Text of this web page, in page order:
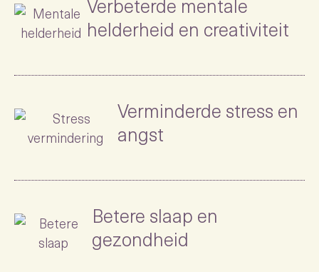
helderheid en creativiteit
Verminderde stress en
angst
Betere slaap en
gezondheid